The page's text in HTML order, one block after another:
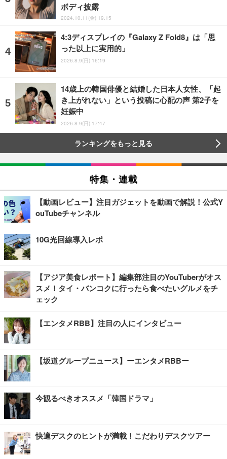
ボディ披露
2024.10.11(金) 19:15
4:3ディスプレイの『Galaxy Z Fold8』は「思
った以上に実用的」
2026.8.9(日) 16:19
14歳上の韓国俳優と結婚した日本人女性、「起
き上がれない」という投稿に心配の声 第2子を
妊娠中
2026.8.9(日) 17:47
ランキングをもっと見る
特集・連載
【動画レビュー】注目ガジェットを動画で解説！公式Y
ouTubeチャンネル
10G光回線導入レポ
【アジア美食レポート】編集部注目のYouTuberがオス
スメ！タイ・バンコクに行ったら食べたいグルメをチ
ェック
【エンタメRBB】注目の人にインタビュー
【坂道グループニュース】ーエンタメRBBー
今観るべきオススメ「韓国ドラマ」
快適デスクのヒントが満載！こだわりデスクツアー